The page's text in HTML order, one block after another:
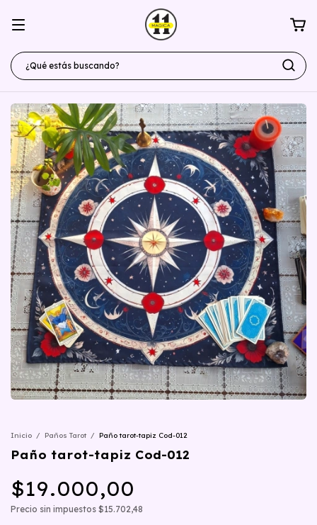
Inicio / Paños Tarot / Paño tarot-tapiz Cod-012
Paño tarot-tapiz Cod-012
$19.000,00
Precio sin impuestos $15.702,48